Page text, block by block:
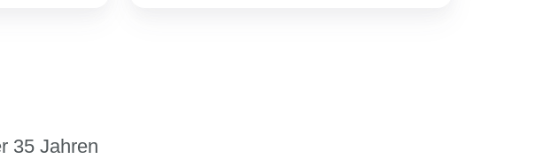
35 Jahren